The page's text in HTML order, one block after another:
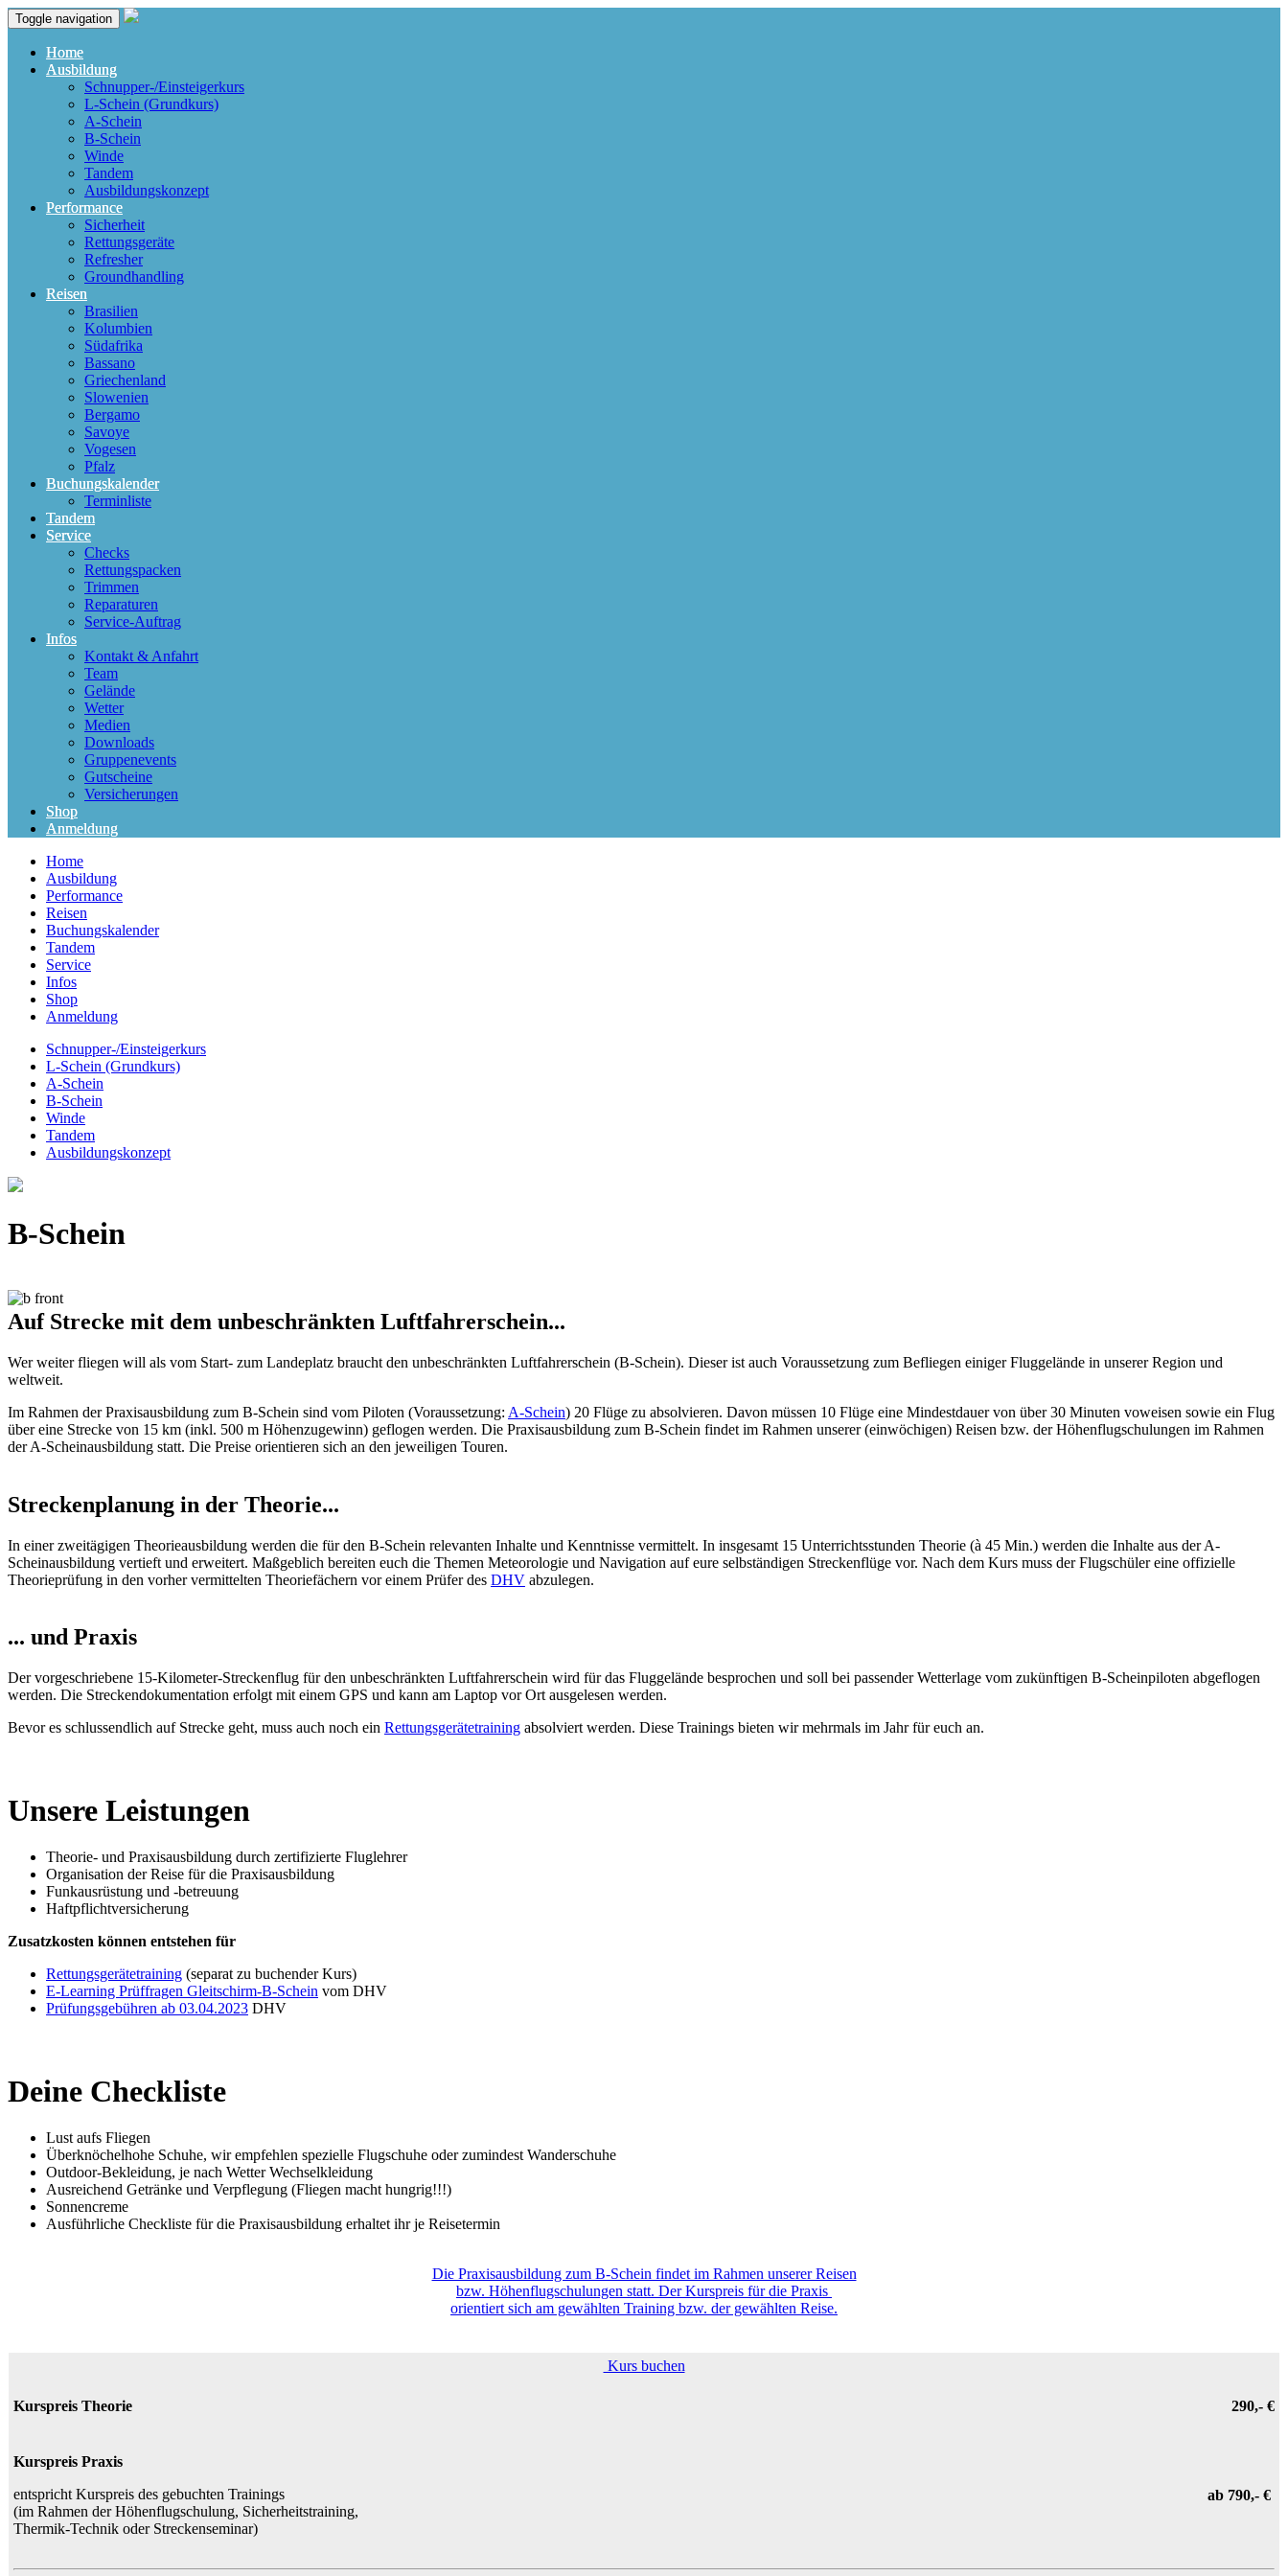
Toggle navigation
Home
Ausbildung
Schnupper-/Einsteigerkurs
L-Schein (Grundkurs)
A-Schein
B-Schein
Winde
Tandem
Ausbildungskonzept
Performance
Sicherheit
Rettungsgeräte
Refresher
Groundhandling
Reisen
Brasilien
Kolumbien
Südafrika
Bassano
Griechenland
Slowenien
Bergamo
Savoye
Vogesen
Pfalz
Buchungskalender
Terminliste
Tandem
Service
Checks
Rettungspacken
Trimmen
Reparaturen
Service-Auftrag
Infos
Kontakt & Anfahrt
Team
Gelände
Wetter
Medien
Downloads
Gruppenevents
Gutscheine
Versicherungen
Shop
Anmeldung
Home
Ausbildung
Performance
Reisen
Buchungskalender
Tandem
Service
Infos
Shop
Anmeldung
Schnupper-/Einsteigerkurs
L-Schein (Grundkurs)
A-Schein
B-Schein
Winde
Tandem
Ausbildungskonzept
B-Schein
Auf Strecke mit dem unbeschränkten Luftfahrerschein...
Wer weiter fliegen will als vom Start- zum Landeplatz braucht den unbeschränkten Luftfahrerschein (B-Schein). Dieser ist auch Voraussetzung zum Befliegen einiger Fluggelände in unserer Region und
weltweit.
Im Rahmen der Praxisausbildung zum B-Schein sind vom Piloten (Voraussetzung: A-Schein) 20 Flüge zu absolvieren. Davon müssen 10 Flüge eine Mindestdauer von über 30 Minuten voweisen sowie ein Flug
über eine Strecke von 15 km (inkl. 500 m Höhenzugewinn) geflogen werden. Die Praxisausbildung zum B-Schein findet im Rahmen unserer (einwöchigen) Reisen bzw. der Höhenflugschulungen im Rahmen
der A-Scheinausbildung statt. Die Preise orientieren sich an den jeweiligen Touren.
Streckenplanung in der Theorie...
In einer zweitägigen Theorieausbildung werden die für den B-Schein relevanten Inhalte und Kenntnisse vermittelt. In insgesamt 15 Unterrichtsstunden Theorie (à 45 Min.) werden die Inhalte aus der A-
Scheinausbildung vertieft und erweitert. Maßgeblich bereiten euch die Themen Meteorologie und Navigation auf eure selbständigen Streckenflüge vor. Nach dem Kurs muss der Flugschüler eine offizielle
Theorieprüfung in den vorher vermittelten Theoriefächern vor einem Prüfer des DHV abzulegen.
... und Praxis
Der vorgeschriebene 15-Kilometer-Streckenflug für den unbeschränkten Luftfahrerschein wird für das Fluggelände besprochen und soll bei passender Wetterlage vom zukünftigen B-Scheinpiloten abgeflogen
werden. Die Streckendokumentation erfolgt mit einem GPS und kann am Laptop vor Ort ausgelesen werden.
Bevor es schlussendlich auf Strecke geht, muss auch noch ein Rettungsgerätetraining absolviert werden. Diese Trainings bieten wir mehrmals im Jahr für euch an.
Unsere Leistungen
Theorie- und Praxisausbildung durch zertifizierte Fluglehrer
Organisation der Reise für die Praxisausbildung
Funkausrüstung und -betreuung
Haftpflichtversicherung
Zusatzkosten können entstehen für
Rettungsgerätetraining (separat zu buchender Kurs)
E-Learning Prüffragen Gleitschirm-B-Schein vom DHV
Prüfungsgebühren ab 03.04.2023 DHV
Deine Checkliste
Lust aufs Fliegen
Überknöchelhohe Schuhe, wir empfehlen spezielle Flugschuhe oder zumindest Wanderschuhe
Outdoor-Bekleidung, je nach Wetter Wechselkleidung
Ausreichend Getränke und Verpflegung (Fliegen macht hungrig!!!)
Sonnencreme
Ausführliche Checkliste für die Praxisausbildung erhaltet ihr je Reisetermin
Die Praxisausbildung zum B-Schein findet im Rahmen unserer Reisen
bzw. Höhenflugschulungen statt. Der Kurspreis für die Praxis
orientiert sich am gewählten Training bzw. der gewählten Reise.
Kurs buchen
Kurspreis Theorie 290,- €
Kurspreis Praxis
entspricht Kurspreis des gebuchten Trainings
(im Rahmen der Höhenflugschulung, Sicherheitstraining,
Thermik-Technik oder Streckenseminar)
ab 790,- €